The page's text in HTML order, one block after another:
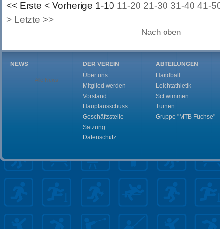
<< Erste < Vorherige 1-10 11-20 21-30 31-40 41-
> Letzte >>
Nach oben
NEWS
Alle News
DER VEREIN
Über uns
Mitglied werden
Vorstand
Hauptausschuss
Geschäftsstelle
Satzung
Datenschutz
ABTEILUNGEN
Handball
Leichtathletik
Schwimmen
Turnen
Gruppe "MTB-Füchse"